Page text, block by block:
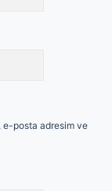
e-posta adresim ve